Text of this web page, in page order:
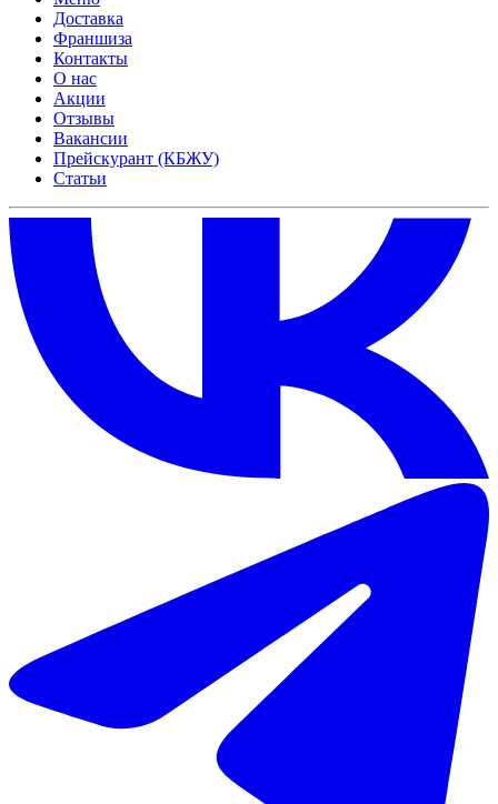
Доставка
Франшиза
Контакты
О нас
Акции
Отзывы
Вакансии
Прейскурант (КБЖУ)
Статьи